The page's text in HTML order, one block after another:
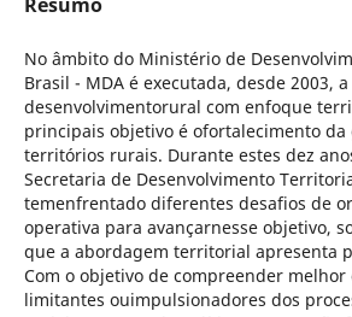
No âmbito do Ministério de
Brasil - MDA é executada, desde 2003,
desenvolvimentorural com enfoque
principais objetivo é ofortalecimento da
territórios rurais. Durante estes dez
Secretaria de Desenvolvimento
temenfrentado diferentes desafios de
operativa para avançarnesse objetivo,
que a abordagem territorial apresenta
Com o objetivo de compreender melhor
limitantes ouimpulsionadores dos